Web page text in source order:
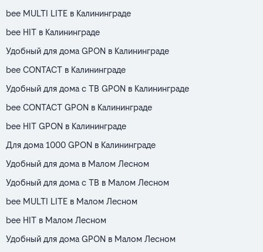
bee MULTI LITE в Калининграде
bee HIT в Калининграде
Удобный для дома GPON в Калининграде
bee CONTACT в Калининграде
Удобный для дома с ТВ GPON в Калининграде
bee CONTACT GPON в Калининграде
bee HIT GPON в Калининграде
Для дома 1000 GPON в Калининграде
Удобный для дома в Малом Лесном
Удобный для дома с ТВ в Малом Лесном
bee MULTI LITE в Малом Лесном
bee HIT в Малом Лесном
Удобный для дома GPON в Малом Лесном